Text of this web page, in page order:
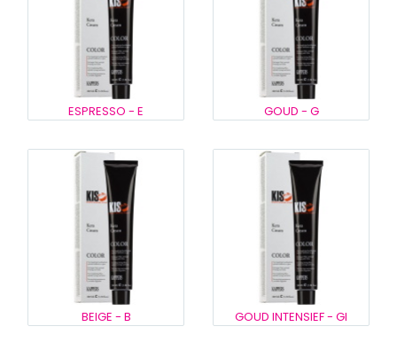
ESPRESSO - E GOUD - G
BEIGE - B GOUD INTENSIEF - GI